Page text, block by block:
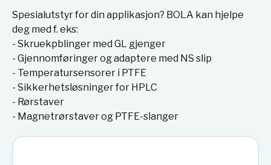
Spesialutstyr for din applikasjon? BOLA kan hjelpe
deg med f. eks:
- Skruekpblinger med GL gjenger
- Gjennomføringer og adaptere med NS slip
- Temperatursensorer i PTFE
- Sikkerhetsløsninger for HPLC
- Rørstaver
- Magnetrørstaver og PTFE-slanger